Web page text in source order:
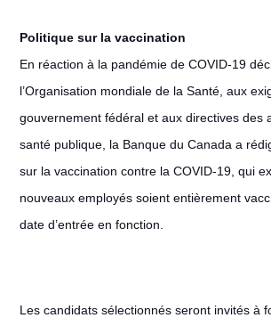
Politique sur la vaccination
En réaction à la pandémie de COVID-19
l’Organisation mondiale de la Santé, aux
gouvernement fédéral et aux directives des
santé publique, la Banque du Canada a
sur la vaccination contre la COVID-19, qui
nouveaux employés soient entièrement
date d’entrée en fonction.
Les candidats sélectionnés seront invités à